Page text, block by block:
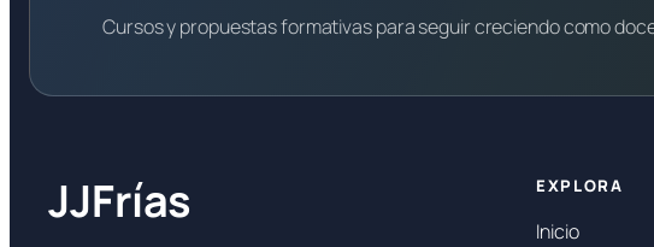
Cursos y propuestas formativas para seguir creciendo como
JJFrías EXPLORA
Inicio